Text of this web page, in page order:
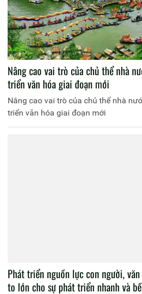
Nâng cao vai trò của chủ thể nhà
triển văn hóa giai đoạn mới
Nâng cao vai trò của chủ thể nhà
triển văn hóa giai đoạn mới
Phát triển nguồn lực con người,
to lớn cho sự phát triển nhanh và